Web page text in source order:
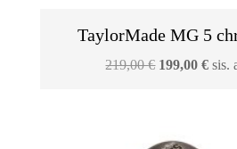
TaylorMade MG 5
219,00€ Alkuperäinen
199,00€ sis.